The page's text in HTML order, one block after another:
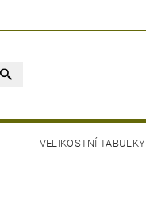
VELIKOSTNÍ TABULKY